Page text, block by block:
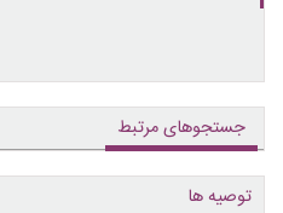
جستجوهای مرتبط
توصیه ها